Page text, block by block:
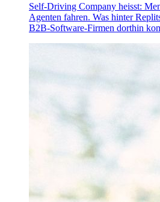
Self-Driving Company heisst:
Agenten fahren. Was hinter
B2B-Software-Firmen dorthin